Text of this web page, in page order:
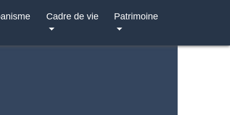
Cadre de vie Patrimoine